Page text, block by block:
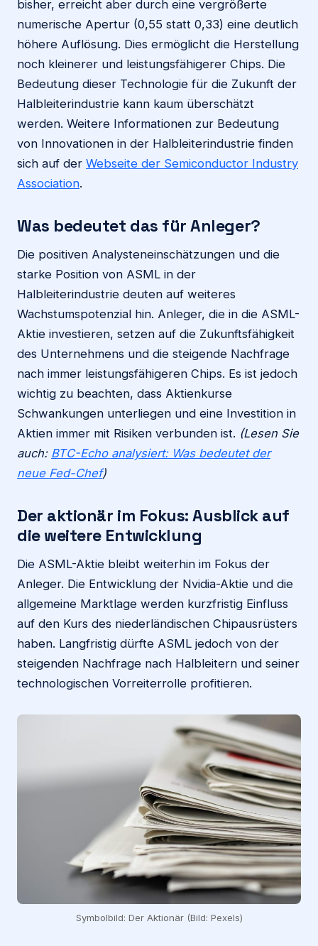
bisher, erreicht aber durch eine vergrößerte
numerische Apertur (0,55 statt 0,33) eine deutlich
höhere Auflösung. Dies ermöglicht die Herstellung
noch kleinerer und leistungsfähigerer Chips. Die
Bedeutung dieser Technologie für die Zukunft der
Halbleiterindustrie kann kaum überschätzt
werden. Weitere Informationen zur Bedeutung
von Innovationen in der Halbleiterindustrie finden
sich auf der Webseite der Semiconductor Industry
Association.
Was bedeutet das für Anleger?
Die positiven Analysteneinschätzungen und die
starke Position von ASML in der
Halbleiterindustrie deuten auf weiteres
Wachstumspotenzial hin. Anleger, die in die ASML-
Aktie investieren, setzen auf die Zukunftsfähigkeit
des Unternehmens und die steigende Nachfrage
nach immer leistungsfähigeren Chips. Es ist jedoch
wichtig zu beachten, dass Aktienkurse
Schwankungen unterliegen und eine Investition in
Aktien immer mit Risiken verbunden ist. (Lesen Sie
auch: BTC-Echo analysiert: Was bedeutet der
neue Fed-Chef)
Der aktionär im Fokus: Ausblick auf
die weitere Entwicklung
Die ASML-Aktie bleibt weiterhin im Fokus der
Anleger. Die Entwicklung der Nvidia-Aktie und die
allgemeine Marktlage werden kurzfristig Einfluss
auf den Kurs des niederländischen Chipausrüsters
haben. Langfristig dürfte ASML jedoch von der
steigenden Nachfrage nach Halbleitern und seiner
technologischen Vorreiterrolle profitieren.
Symbolbild: Der Aktionär (Bild: Pexels)